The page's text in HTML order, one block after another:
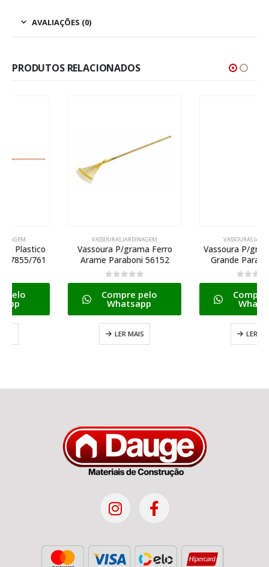
AVALIAÇÕES (0)
PRODUTOS RELACIONADOS
VASSOURAS JARDINAGEM
Vassoura P/grama Ferro
Arame Paraboni 56152
0 de 5
Compre pelo
Whatsapp
VASSOURAS JARDINAGEM
Vassoura P/grama Plastico
Grande Paraboni 56462
0 de 5
Compre pelo
Whatsapp